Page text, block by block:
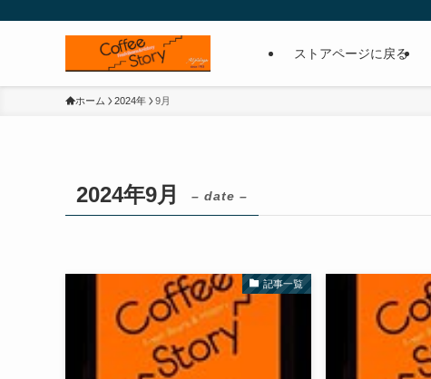
ストアページに戻る
ホーム 2024年 9月
2024年9月 – date –
記事一覧